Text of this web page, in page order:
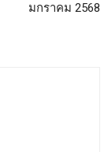
มกราคม 2568